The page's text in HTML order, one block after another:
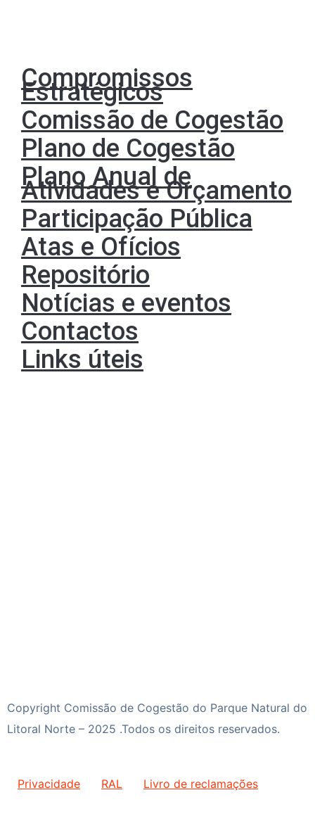
Compromissos
Estratégicos
Comissão de Cogestão
Plano de Cogestão
Plano Anual de
Atividades e Orçamento
Participação Pública
Atas e Ofícios
Repositório
Notícias e eventos
Contactos
Links úteis
Copyright Comissão de Cogestão do Parque Natural do
Litoral Norte – 2025 .Todos os direitos reservados.
Privacidade RAL Livro de reclamações